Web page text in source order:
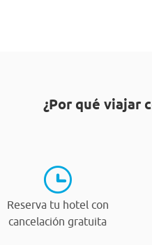
¿Por qué viajar
Reserva tu hotel con
cancelación gratuita